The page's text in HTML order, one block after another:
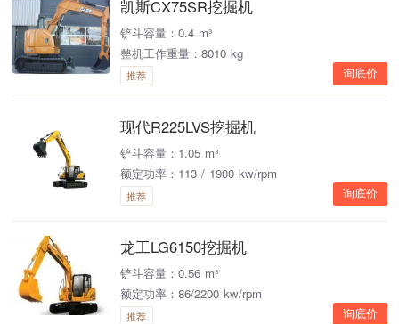
凯斯CX75SR挖掘机
铲斗容量：0.4 m³
整机工作重量：8010 kg
推荐 询底价
现代R225LVS挖掘机
铲斗容量：1.05 m³
额定功率：113 / 1900 kw/rpm
推荐 询底价
龙工LG6150挖掘机
铲斗容量：0.56 m³
额定功率：86/2200 kw/rpm
推荐 询底价